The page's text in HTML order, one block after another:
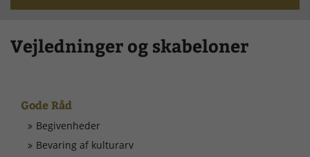
Beredskabskommission
Brandstationer
Vejledninger og skabeloner
Gode Råd
Begivenheder
Bevaring af kulturarv